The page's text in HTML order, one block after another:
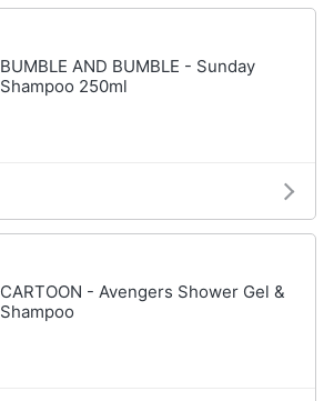
BUMBLE AND BUMBLE - Sunday
Shampoo 250ml
CARTOON - Avengers Shower Gel &
Shampoo